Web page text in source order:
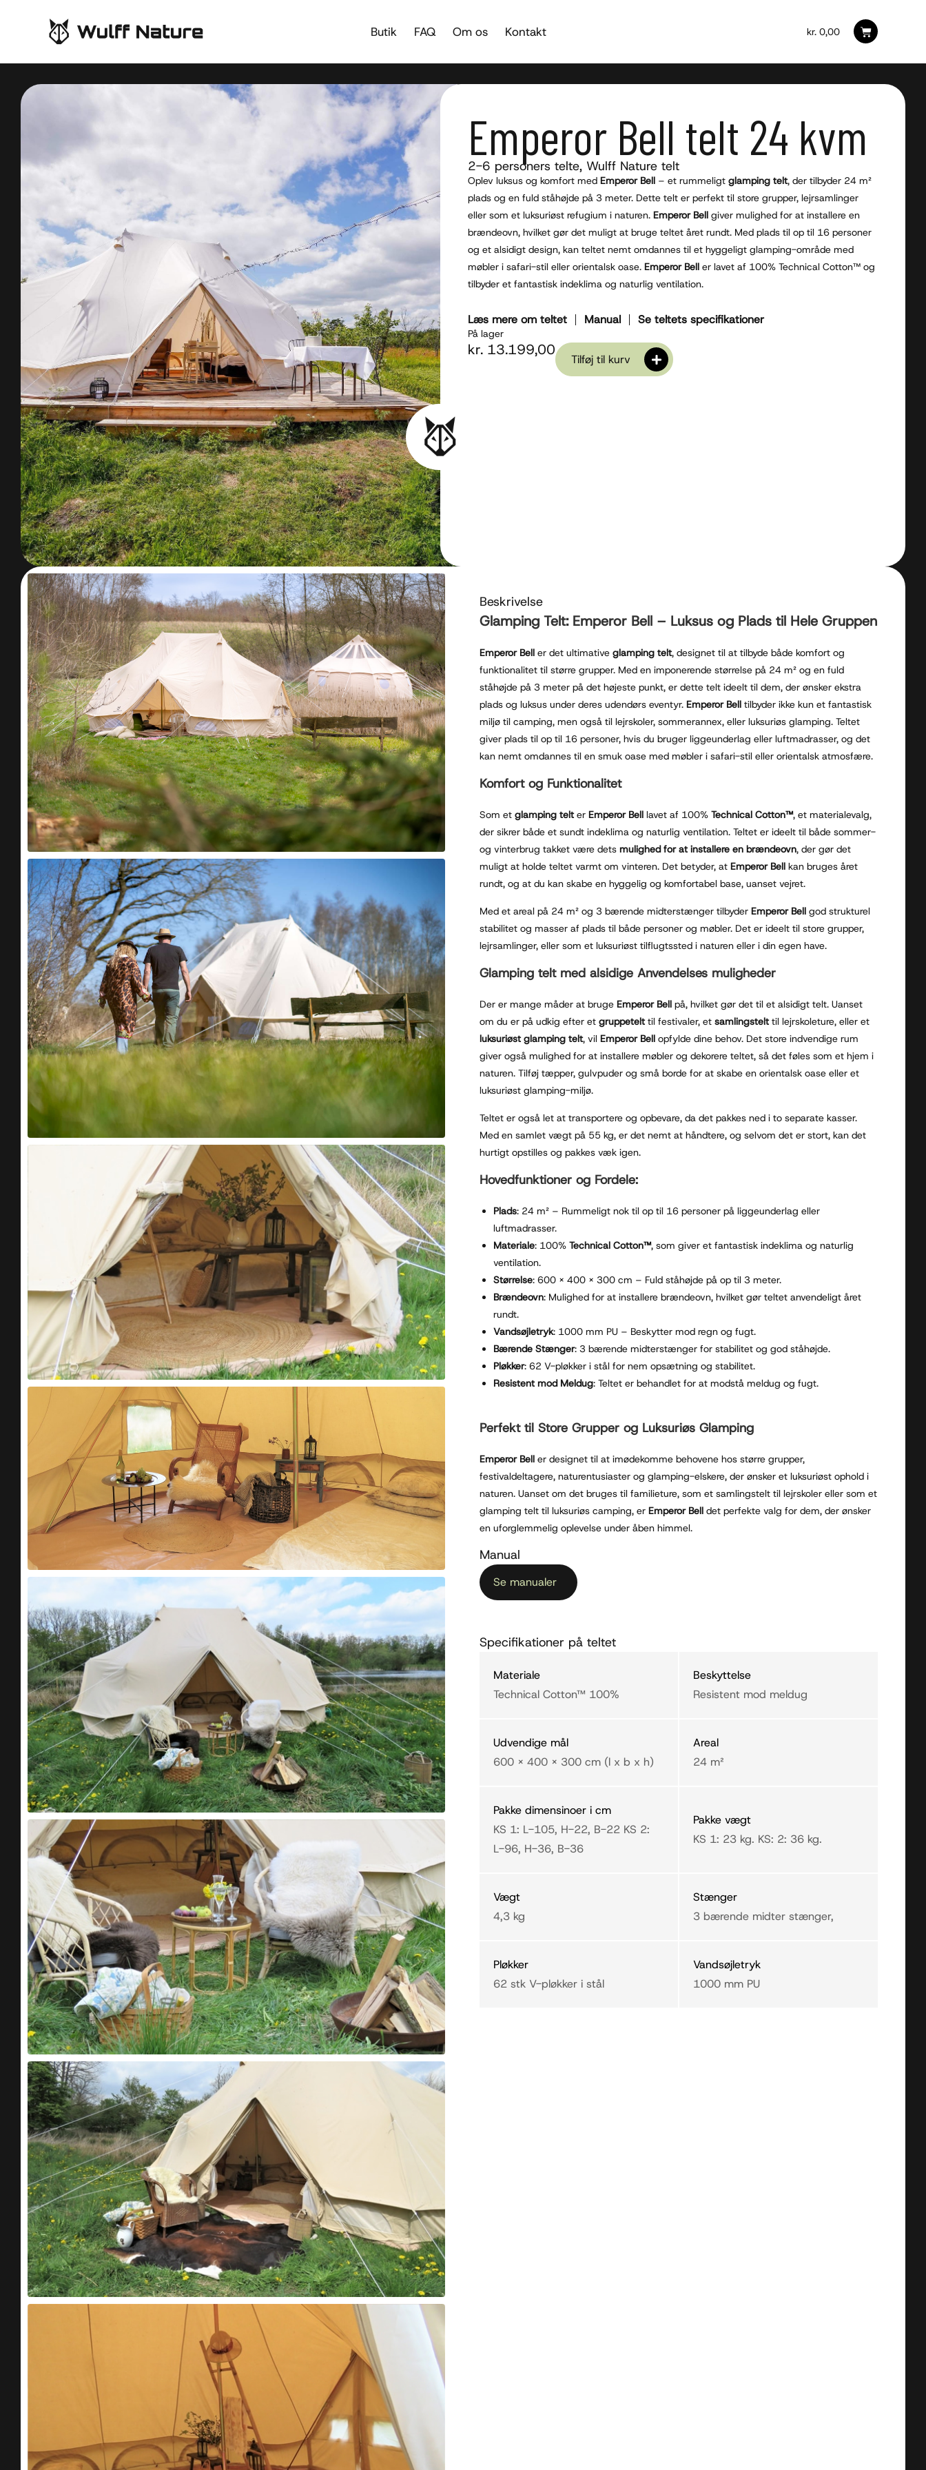
Butik FAQ Om os Kontakt kr. 0,00
Emperor Bell telt 24 kvm
2-6 personers telte, Wulff Nature telt
Oplev luksus og komfort medEmperor Bell – et rummeligtglamping telt, der tilbyder 24 m²
plads og en fuld ståhøjde på 3 meter. Dette telt er perfekt til store grupper, lejrsamlinger
eller som et luksuriøst refugium i naturen.Emperor Bell giver mulighed for at installere en
brændeovn, hvilket gør det muligt at bruge teltet året rundt. Med plads til op til 16 personer
og et alsidigt design, kan teltet nemt omdannes til et hyggeligt glamping-område med
møbler i safari-stil eller orientalsk oase.Emperor Bell er lavet af 100% Technical Cotton™ og
tilbyder et fantastisk indeklima og naturlig ventilation.
Læs mere om teltet Manual Se teltets specifikationer
På lager
kr. 13.199,00
Tilføj til kurv
Beskrivelse
Glamping Telt: Emperor Bell – Luksus og Plads til Hele Gruppen
Emperor Bell er det ultimativeglamping telt, designet til at tilbyde både komfort og
funktionalitet til større grupper. Med en imponerende størrelse på 24 m² og en fuld
ståhøjde på 3 meter på det højeste punkt, er dette telt ideelt til dem, der ønsker ekstra
plads og luksus under deres udendørs eventyr.Emperor Bell tilbyder ikke kun et fantastisk
miljø til camping, men også til lejrskoler, sommerannex, eller luksuriøs glamping. Teltet
giver plads til op til 16 personer, hvis du bruger liggeunderlag eller luftmadrasser, og det
kan nemt omdannes til en smuk oase med møbler i safari-stil eller orientalsk atmosfære.
Komfort og Funktionalitet
Som etglamping telterEmperor Bell lavet af 100%Technical Cotton™, et materialevalg,
der sikrer både et sundt indeklima og naturlig ventilation. Teltet er ideelt til både sommer-
og vinterbrug takket være detsmulighed for at installere en brændeovn, der gør det
muligt at holde teltet varmt om vinteren. Det betyder, atEmperor Bell kan bruges året
rundt, og at du kan skabe en hyggelig og komfortabel base, uanset vejret.
Med et areal på 24 m² og 3 bærende midterstænger tilbyderEmperor Bell god strukturel
stabilitet og masser af plads til både personer og møbler. Det er ideelt til store grupper,
lejrsamlinger, eller som et luksuriøst tilflugtssted i naturen eller i din egen have.
Glamping telt med alsidige Anvendelses muligheder
Der er mange måder at brugeEmperor Bell på, hvilket gør det til et alsidigt telt. Uanset
om du er på udkig efter etgruppetelttil festivaler, etsamlingstelttil lejrskoleture, eller et
luksuriøst glamping telt, vilEmperor Bell opfylde dine behov. Det store indvendige rum
giver også mulighed for at installere møbler og dekorere teltet, så det føles som et hjem i
naturen. Tilføj tæpper, gulvpuder og små borde for at skabe en orientalsk oase eller et
luksuriøst glamping-miljø.
Teltet er også let at transportere og opbevare, da det pakkes ned i to separate kasser.
Med en samlet vægt på 55 kg, er det nemt at håndtere, og selvom det er stort, kan det
hurtigt opstilles og pakkes væk igen.
Hovedfunktioner og Fordele:
Plads: 24 m² – Rummeligt nok til op til 16 personer på liggeunderlag eller
luftmadrasser.
Materiale: 100%Technical Cotton™, som giver et fantastisk indeklima og naturlig
ventilation.
Størrelse: 600 x 400 x 300 cm – Fuld ståhøjde på op til 3 meter.
Brændeovn: Mulighed for at installere brændeovn, hvilket gør teltet anvendeligt året
rundt.
Vandsøjletryk: 1000 mm PU – Beskytter mod regn og fugt.
Bærende Stænger: 3 bærende midterstænger for stabilitet og god ståhøjde.
Pløkker: 62 V-pløkker i stål for nem opsætning og stabilitet.
Resistent mod Meldug: Teltet er behandlet for at modstå meldug og fugt.
Perfekt til Store Grupper og Luksuriøs Glamping
Emperor Bell er designet til at imødekomme behovene hos større grupper,
festivaldeltagere, naturentusiaster og glamping-elskere, der ønsker et luksuriøst ophold i
naturen. Uanset om det bruges til familieture, som et samlingstelt til lejrskoler eller som et
glamping telt til luksuriøs camping, erEmperor Bell det perfekte valg for dem, der ønsker
en uforglemmelig oplevelse under åben himmel.
Manual
Se manualer
Specifikationer på teltet
Materiale
Technical Cotton™ 100%
Beskyttelse
Resistent mod meldug
Udvendige mål
600 x 400 x 300 cm (l x b x h)
Areal
24 m²
Pakke dimensinoer i cm
KS 1: L-105, H-22, B-22 KS 2:
L-96, H-36, B-36
Pakke vægt
KS 1: 23 kg. KS: 2: 36 kg.
Vægt
4,3 kg
Stænger
3 bærende midter stænger,
Pløkker
62 stk V-pløkker i stål
Vandsøjletryk
1000 mm PU